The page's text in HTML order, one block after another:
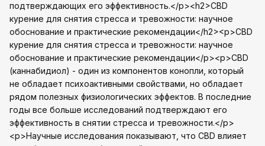
подтверждающих его эффективность.</p><h2>CBD
курение для снятия стресса и тревожности: научное
обоснование и практические рекомендации</h2><p>CBD
курение для снятия стресса и тревожности: научное
обоснование и практические рекомендации</p><p>CBD
(каннабидиол) - один из компонентов конопли, который
не обладает психоактивными свойствами, но обладает
рядом полезных физиологических эффектов. В последние
годы все больше исследований подтверждают его
эффективность в снятии стресса и тревожности.</p>
<p>Научные исследования показывают, что CBD влияет